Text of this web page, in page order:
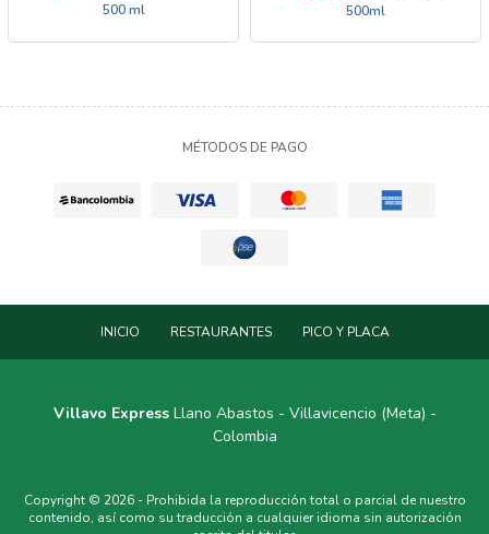
500 ml 500ml
MÉTODOS DE PAGO
INICIO RESTAURANTES PICO Y PLACA
Villavo ExpressLlano Abastos - Villavicencio (Meta) -
Colombia
Copyright © 2026 - Prohibida la reproducción total o parcial de nuestro
contenido, así como su traducción a cualquier idioma sin autorización